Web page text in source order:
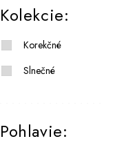
Kolekcie:
Korekčné
Slnečné
Pohlavie: